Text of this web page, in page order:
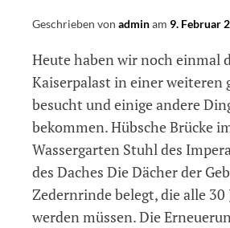
Geschrieben von adminam 9. Februar
Heute haben wir noch einmal
Kaiserpalast in einer weiteren
besucht und einige andere
bekommen. Hübsche Brücke
Wassergarten Stuhl des
des Daches Die Dächer der
Zedernrinde belegt, die alle 30
werden müssen. Die